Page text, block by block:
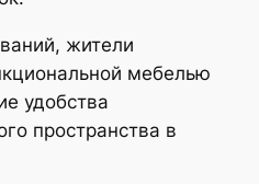
жители
мебелью
удобства
пространства в